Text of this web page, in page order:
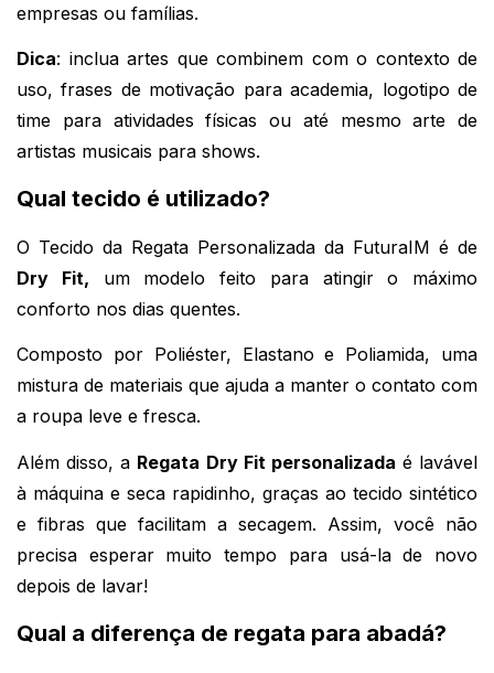
empresas ou famílias.
Dica: inclua artes que combinem com o contexto de
uso, frases de motivação para academia, logotipo de
time para atividades físicas ou até mesmo arte de
artistas musicais para shows.
Qual tecido é utilizado?
Dry Fit, um modelo feito para atingir o máximo
conforto nos dias quentes.
Composto por Poliéster, Elastano e Poliamida, uma
mistura de materiais que ajuda a manter o contato com
a roupa leve e fresca.
Além disso, a Regata Dry Fit personalizada é lavável
à máquina e seca rapidinho, graças ao tecido sintético
e fibras que facilitam a secagem. Assim, você não
precisa esperar muito tempo para usá-la de novo
depois de lavar!
Qual a diferença de regata para abadá?